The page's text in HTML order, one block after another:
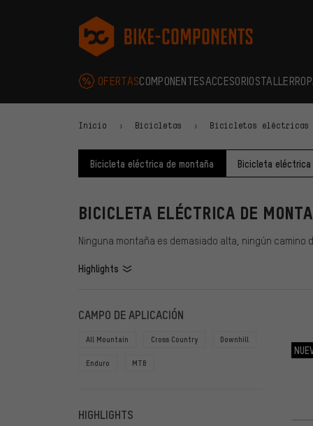
bike-components.de Página de inicio
OFERTASCOMPONENTESACCESORIOSTALLER
Inicio Bicicletas Bicicletas eléctricas
Bicicleta eléctrica de montaña Bicicleta
BICICLETA ELÉCTRICA DE
Ninguna montaña es demasiado alta, ningún camino
Highlights
FILTROS
CAMPO DE APLICACIÓN
All Mountain Cross Country Downhill
Enduro MTB
HIGHLIGHTS